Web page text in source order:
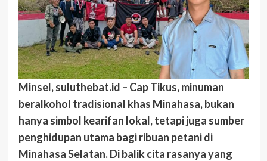
Minsel, suluthebat.id – Cap Tikus, minuman
beralkohol tradisional khas Minahasa, bukan
hanya simbol kearifan lokal, tetapi juga sumber
penghidupan utama bagi ribuan petani di
Minahasa Selatan. Di balik cita rasanya yang